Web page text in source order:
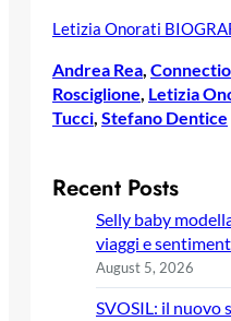
Letizia Onorati
Andrea Rea,
Rosciglione, Letizia
Tucci, Stefano Dentice
Recent Posts
Selly baby
viaggi e
August 5, 2026
SVOSIL: il nuovo